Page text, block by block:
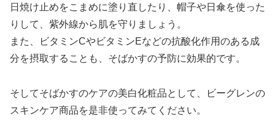
日焼け止めをこまめに塗り直したり、帽子や日傘を使った
りして、紫外線から肌を守りましょう。
また、ビタミンCやビタミンEなどの抗酸化作用のある成
分を摂取することも、そばかすの予防に効果的です。
そしてそばかすのケアの美白化粧品として、ビーグレンの
スキンケア商品を是非使ってみてください。